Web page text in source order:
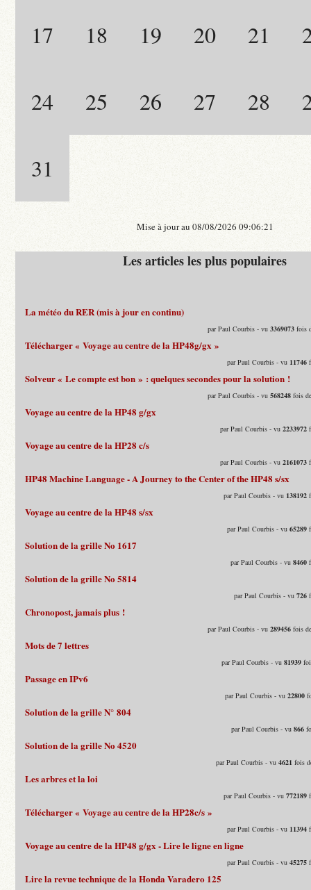
17 18 19 20 21
24 25 26 27 28
31
Mise à jour au 08/08/2026 09:06:21
Les articles les plus populaires
La météo du RER (mis à jour en continu)
par Paul Courbis - vu3369073 fois
Télécharger « Voyage au centre de la HP48g/gx »
par Paul Courbis - vu 11746
Solveur « Le compte est bon » : quelques secondes pour la solution !
par Paul Courbis - vu568248 fois
Voyage au centre de la HP48 g/gx
par Paul Courbis - vu2233972
Voyage au centre de la HP28 c/s
par Paul Courbis - vu2161073
HP48 Machine Language - A Journey to the Center of the HP48 s/sx
par Paul Courbis - vu 138192
Voyage au centre de la HP48 s/sx
par Paul Courbis - vu65289
Solution de la grille No 1617
par Paul Courbis - vu8460
Solution de la grille No 5814
par Paul Courbis - vu726
Chronopost, jamais plus !
par Paul Courbis - vu289456 fois
Mots de 7 lettres
par Paul Courbis - vu81939
Passage en IPv6
par Paul Courbis - vu22800
Solution de la grille N° 804
par Paul Courbis - vu866
Solution de la grille No 4520
par Paul Courbis - vu4621 fois
Les arbres et la loi
par Paul Courbis - vu772189
Télécharger « Voyage au centre de la HP28c/s »
par Paul Courbis - vu 11394
Voyage au centre de la HP48 g/gx - Lire le ligne en ligne
par Paul Courbis - vu45275
Lire la revue technique de la Honda Varadero 125